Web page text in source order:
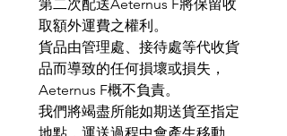
第二次配送Aeternus F將保留收
取額外運費之權利。
貨品由管理處、接待處等代收貨
品而導致的任何損壞或損失，
Aeternus F概不負責。
我們將竭盡所能如期送貨至指定